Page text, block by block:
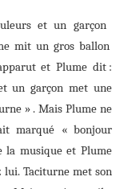
et un garçon
mit un gros ballon
et Plume dit :
un garçon met une
» . Mais Plume ne
marqué « bonjour
la musique et Plume
Taciturne met son